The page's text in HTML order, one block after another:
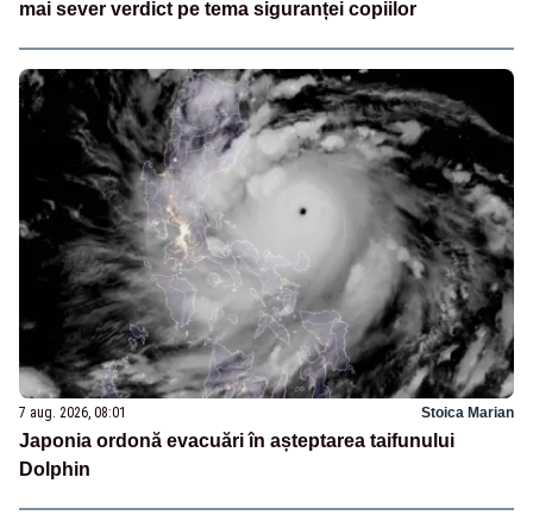
mai sever verdict pe tema siguranței copiilor
7 aug. 2026, 08:01 Stoica Marian
Japonia ordonă evacuări în așteptarea taifunului
Dolphin